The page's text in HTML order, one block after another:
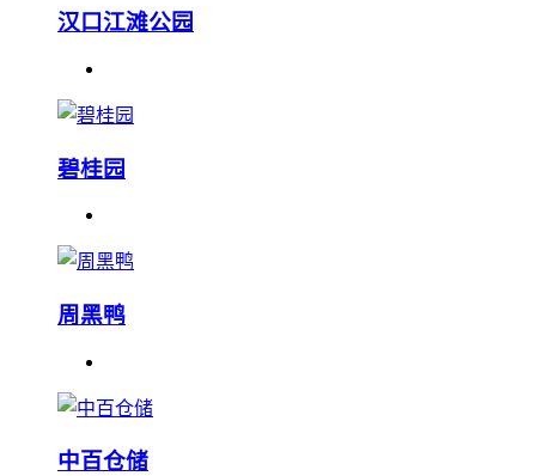
汉口江滩公园
碧桂园
周黑鸭
中百仓储